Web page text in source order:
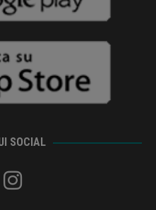
SOCIAL